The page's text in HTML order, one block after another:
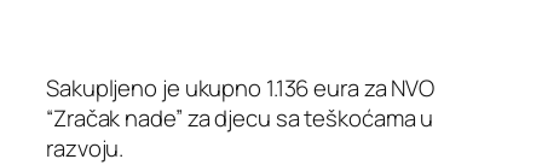
Sakupljeno je ukupno 1.136 eura za NVO
“Zračak nade” za djecu sa teškoćama u
razvoju.